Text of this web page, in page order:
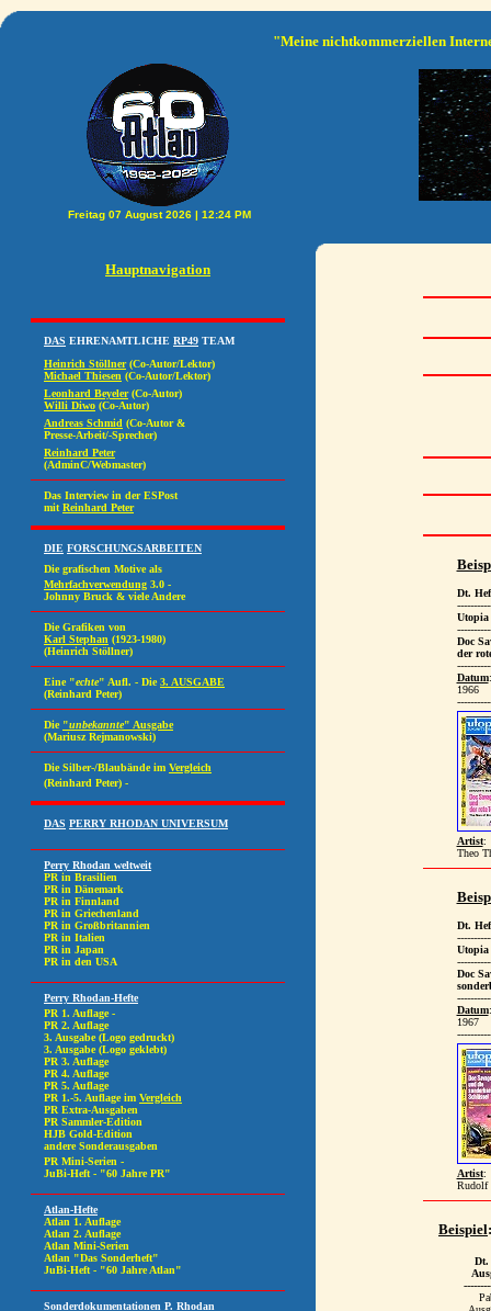
"Meine nichtkommerziellen
Hauptnavigation
Dt.
Utopia
Doc
der
Datum:
1966
Artist:
Theo
Dt.
Utopia
Doc
Datum:
1967
Artist:
Rudolf
Beispiel